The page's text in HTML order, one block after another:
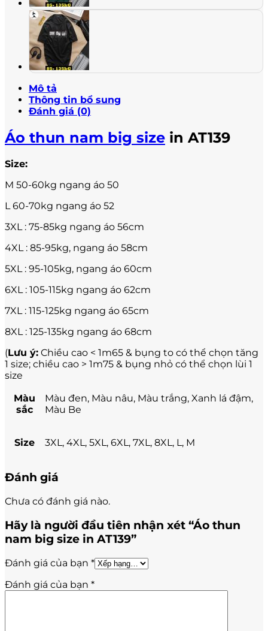
Mô tả
Thông tin bổ sung
Đánh giá (0)
Áo thun nam big size in AT139
Size:
M 50-60kg ngang áo 50
L 60-70kg ngang áo 52
3XL : 75-85kg ngang áo 56cm
4XL : 85-95kg, ngang áo 58cm
5XL : 95-105kg, ngang áo 60cm
6XL : 105-115kg ngang áo 62cm
7XL : 115-125kg ngang áo 65cm
8XL : 125-135kg ngang áo 68cm
(Lưu ý: Chiều cao < 1m65 & bụng to có thể chọn tăng
1 size; chiều cao > 1m75 & bụng nhỏ có thể chọn lùi 1
size
Màu
sắc
Màu đen, Màu nâu, Màu trắng, Xanh lá đậm,
Màu Be
Size 3XL, 4XL, 5XL, 6XL, 7XL, 8XL, L, M
Đánh giá
Chưa có đánh giá nào.
Hãy là người đầu tiên nhận xét “Áo thun
nam big size in AT139”
Đánh giá của bạn *
Đánh giá của bạn *